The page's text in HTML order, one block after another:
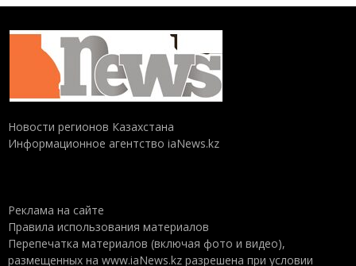
Новости регионов Казахстана
Информационное агентство iaNews.kz
Реклама на сайте
Правила использования материалов
Перепечатка материалов (включая фото и видео),
размещенных на www.iaNews.kz разрешена при условии